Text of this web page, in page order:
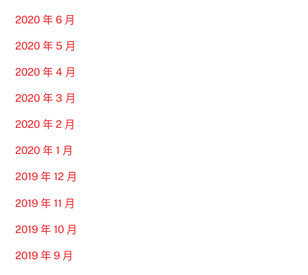
2020 年 6 月
2020 年 5 月
2020 年 4 月
2020 年 3 月
2020 年 2 月
2020 年 1 月
2019 年 12 月
2019 年 11 月
2019 年 10 月
2019 年 9 月